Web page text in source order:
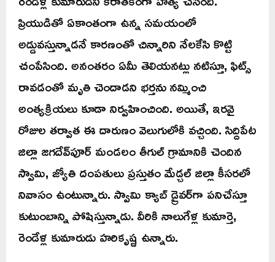
ప్రియుడితో ఏకాంతంగా ఉన్న సమయంలో
అడ్డువస్తున్నాడనే కారణంతో చిన్నారిని నేలకేసి కొట్టి
చంపేసింది. అనంతరం ఏమీ తెలియనట్లు నటిస్తూ, ఫిట్స్
రావడంతో మృతి చెందాడని భర్తను నమ్మించి
అంత్యక్రియలు కూడా నిర్వహించింది. అయితే, ఇరవై
రోజుల తర్వాత ఈ దారుణం వెలుగులోకి వచ్చింది. సిద్దిపేట
జిల్లా జగదేవ్‌పూర్ మండలం తీగుల్ గ్రామానికి చెందిన
స్వామి, జ్యోతి దంపతులు ప్రస్తుతం మేడ్చల్ జిల్లా కీసరలో
నివాసం ఉంటున్నారు. స్వామి క్యాబ్ డ్రైవర్‌గా పనిచేస్తూ
కుటుంబాన్ని పోషిస్తున్నాడు. వీరికి నాలుగేళ్ల కుమార్తె,
రెండేళ్ల కుమారుడు హరికృష్ణ ఉన్నారు.